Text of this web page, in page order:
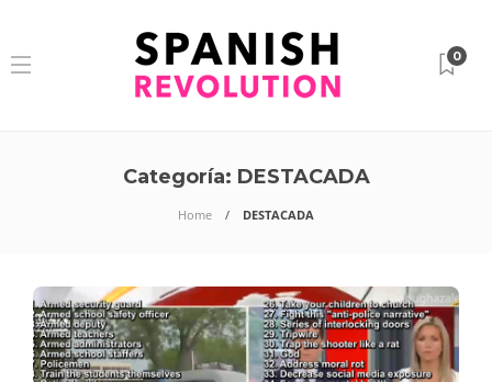
0
Categoría: DESTACADA
Home DESTACADA